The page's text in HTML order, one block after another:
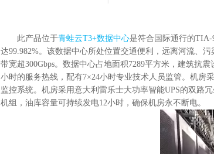
此产品位于青蛙云T3+数据中心是符合国际通行的TIA-
达99.982%。该数据中心所处位置交通便利，远离河流、
带宽超300Gbps。数据中心占地面积7289平方米，建筑抗
小时的服务热线，配有7×24小时专业技术人员监管。机房
监控系统。机房采用意大利雷乐士大功率智能UPS的双路
机组，油库容量可持续发电12小时，确保机房永不断电。